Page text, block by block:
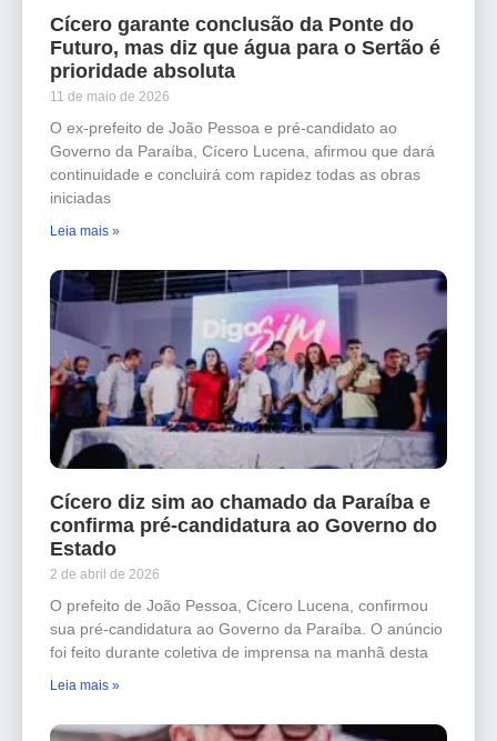
Cícero garante conclusão da Ponte do
Futuro, mas diz que água para o Sertão é
prioridade absoluta
11 de maio de 2026
O ex-prefeito de João Pessoa e pré-candidato ao
Governo da Paraíba, Cícero Lucena, afirmou que dará
continuidade e concluirá com rapidez todas as obras
iniciadas
Leia mais »
Cícero diz sim ao chamado da Paraíba e
confirma pré-candidatura ao Governo do
Estado
2 de abril de 2026
O prefeito de João Pessoa, Cícero Lucena, confirmou
sua pré-candidatura ao Governo da Paraíba. O anúncio
foi feito durante coletiva de imprensa na manhã desta
Leia mais »